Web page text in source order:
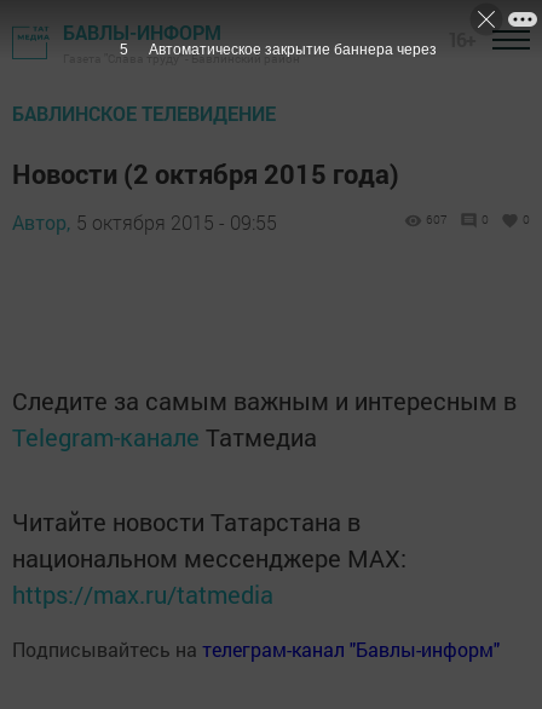
БАВЛЫ-ИНФОРМ
Газета "Слава труду" - Бавлинский район
БАВЛИНСКОЕ ТЕЛЕВИДЕНИЕ
Новости (2 октября 2015 года)
Автор, 5 октября 2015 - 09:55 607 0 0
Следите за самым важным и интересным в
Telegram-канале Татмедиа
Читайте новости Татарстана в
национальном мессенджере MАХ:
https://max.ru/tatmedia
Подписывайтесь на телеграм-канал "Бавлы-информ"
4 Автоматическое закрытие баннера через